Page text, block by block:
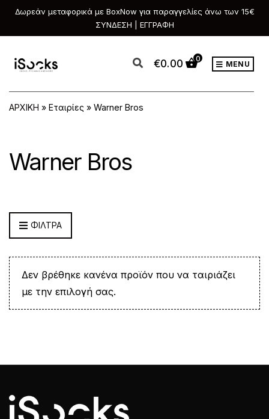
Δωρεάν μεταφορικά με BoxNow για παραγγελίες άνω των 15€
ΣΥΝΔΕΣΗ | ΕΓΓΡΑΦΗ
€0.00 0
MENU
ΑΡΧΙΚΗ » Εταιρίες » Warner Bros
Warner Bros
ΦΙΛΤΡΑ
Δεν βρέθηκε κανένα προϊόν που να ταιριάζει
με την επιλογή σας.